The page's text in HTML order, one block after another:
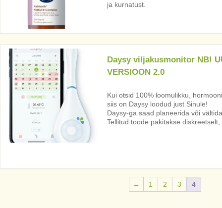
ja kurnatust.
Daysy viljakusmonitor NB!
VERSIOON 2.0
Kui otsid 100% loomulikku,
siis on Daysy loodud just Sinule!
Daysy-ga saad planeerida või
Tellitud toode pakitakse
← 1 2 3 4